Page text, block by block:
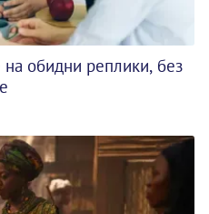
на обидни реплики, без